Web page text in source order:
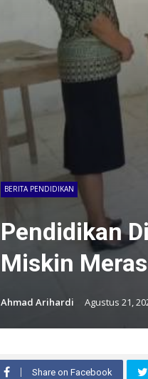
BERITA PENDIDIKAN
Pendidikan
Miskin
Ahmad Arihardi Agustus 21,
Share on Facebook